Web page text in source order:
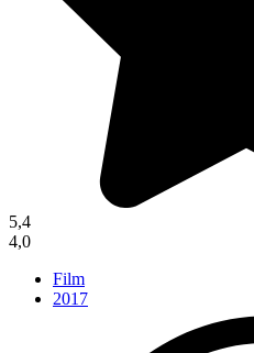
5,4
4,0
Film
2017